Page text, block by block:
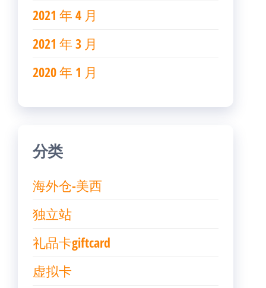
2021 年 4 月
2021 年 3 月
2020 年 1 月
分类
海外仓-美西
独立站
礼品卡giftcard
虚拟卡